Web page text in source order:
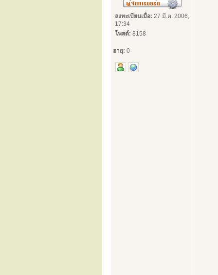
ลงทะเบียนเมื่อ: 27 มี.ค. 2006,
17:34
โพสต์: 8158
อายุ: 0